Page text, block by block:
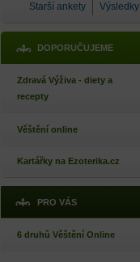
Starší ankety Výsledky
DOPORUČUJEME
Zdravá Výživa - diety a
recepty
Věštění online
Kartářky na Ezoterika.cz
PRO VÁS
6 druhů Věštění Online